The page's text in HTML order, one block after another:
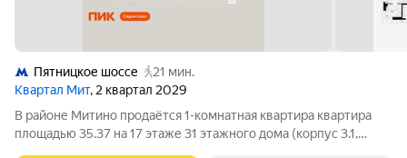
Пятницкое шоссе
21 мин.
Квартал Мит, 2 квартал 2029
В районе Митино продаётся 1-комнатная квартира квартира
площадью 35.37 на 17 этаже 31 этажного дома (корпус 3.1,